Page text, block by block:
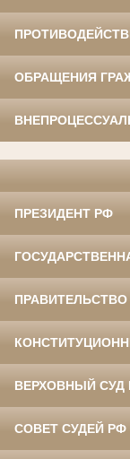
ОБРАЩЕНИЯ
ПРЕЗИДЕНТ РФ
ВЕРХОВНЫЙ СУД
СОВЕТ СУДЕЙ РФ